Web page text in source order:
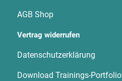
AGB Shop
Vertrag widerrufen
Datenschutzerklärung
Download Trainings-Portfolio